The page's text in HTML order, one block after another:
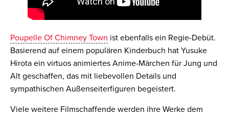
Poupelle Of Chimney Town ist ebenfalls ein Regie-Debüt.
Basierend auf einem populären Kinderbuch hat Yusuke
Hirota ein virtuos animiertes Anime-Märchen für Jung und
Alt geschaffen, das mit liebevollen Details und
sympathischen Außenseiterfiguren begeistert.
Viele weitere Filmschaffende werden ihre Werke dem